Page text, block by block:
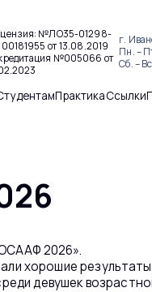
№ЛО35-01298-
от 13.08.2019
№005066 от
г.
Пн. –
Сб. –
ПрактикаСсылки
2026».
хорошие
девушек